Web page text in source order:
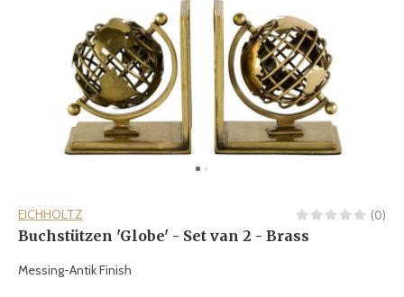
EICHHOLTZ (0)
Buchstützen 'Globe' - Set van 2 - Brass
Messing-Antik Finish